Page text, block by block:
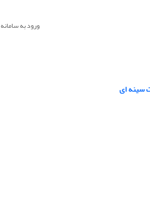
ورود به سامانه
سینه ای